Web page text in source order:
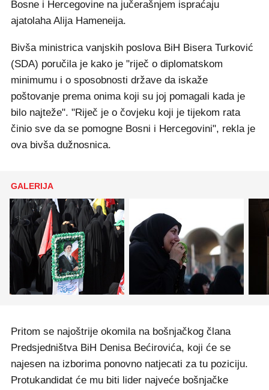
Bosne i Hercegovine na jučerašnjem ispraćaju
ajatolaha Alija Hameneija.
Bivša ministrica vanjskih poslova BiH Bisera Turković
(SDA) poručila je kako je "riječ o diplomatskom
minimumu i o sposobnosti države da iskaže
poštovanje prema onima koji su joj pomagali kada je
bilo najteže". "Riječ je o čovjeku koji je tijekom rata
činio sve da se pomogne Bosni i Hercegovini", rekla je
ova bivša dužnosnica.
GALERIJA
Pritom se najoštrije okomila na bošnjačkog člana
Predsjedništva BiH Denisa Bećirovića, koji će se
najesen na izborima ponovno natjecati za tu poziciju.
Protukandidat će mu biti lider najveće bošnjačke